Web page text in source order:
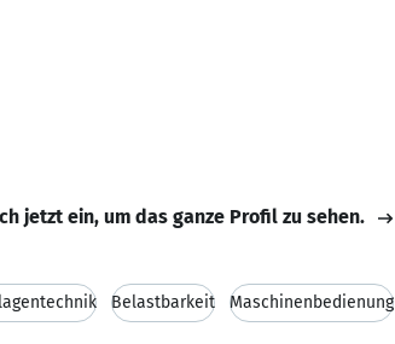
jetzt ein, um das ganze Profil zu sehen.
Belastbarkeit Maschinenbedienung